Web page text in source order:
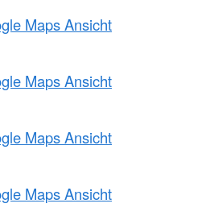
Maps Ansicht
Maps Ansicht
Maps Ansicht
Maps Ansicht